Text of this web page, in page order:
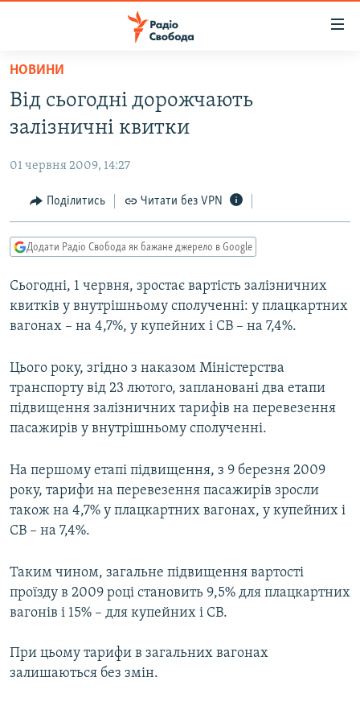
Перейти
основного
матеріалу
до
навігації
Перейти
до
ВСЕ ЗА ДОБУ
ПОЛІТИКА
ЕКОНОМІКА
КУЛЬТУРА
СПОРТ
УКРАЇНА
ВІЙНА
РОСІЙСЬКА «ФІЛЬТРАЦІЯ»
КРИМ.РЕАЛІЇ
ТИ ЯК?
МУЛЬТИМЕДІА
ФОТО
СПЕЦПРОЄКТИ
ПОДКАСТИ
КРИМ РЕАЛІЇ
РУС
КТАТ
НОВИНИ
Від сьогодні дорожчають
залізничні квитки
01 червня 2009, 14:27
Поділитись Читати без VPN
Додати Радіо Свобода як бажане джерело в Google
Сьогодні, 1 червня, зростає вартість залізничних
квитків у внутрішньому сполученні: у плацкартних
вагонах – на 4,7%, у купейних і СВ – на 7,4%.
Цього року, згідно з наказом Міністерства
транспорту від 23 лютого, заплановані два етапи
підвищення залізничних тарифів на перевезення
пасажирів у внутрішньому сполученні.
На першому етапі підвищення, з 9 березня 2009
року, тарифи на перевезення пасажирів зросли
також на 4,7% у плацкартних вагонах, у купейних і
СВ – на 7,4%.
Таким чином, загальне підвищення вартості
проїзду в 2009 році становить 9,5% для плацкартних
вагонів і 15% – для купейних і СВ.
При цьому тарифи в загальних вагонах
залишаються без змін.